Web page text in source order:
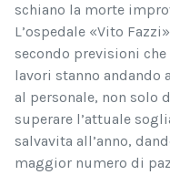
schiano la morte
L’ospeda­le «Vito
secondo previ­sioni
lavori stanno an­dando
al personale, non solo
supera­re l’attuale
salvavita all’anno,
maggior numero di